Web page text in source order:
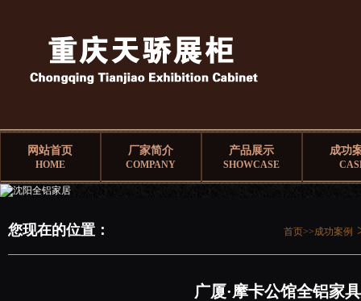
网站首页
HOME
厂家简介
COMPANY
产品展示
SHOWCASE
成功
您现在的位置： 首页>>成功案例
广厦·摩卡公馆全铝家